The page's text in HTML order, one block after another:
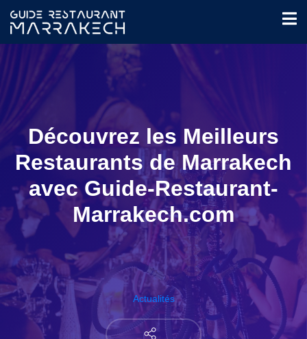
Découvrez les Meilleurs
Restaurants de Marrakech
avec Guide-Restaurant-
Marrakech.com
Actualités